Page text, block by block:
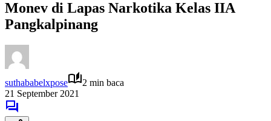
Monev di Lapas Narkotika Kelas IIA
Pangkalpinang
suthababelxpose
2 min baca
21 September 2021